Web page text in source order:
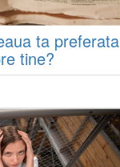
ta preferata
tine?